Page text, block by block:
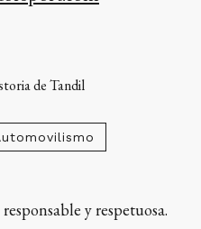
de Tandil
y respetuosa.